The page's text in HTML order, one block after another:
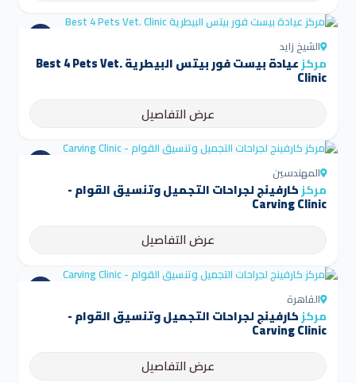
الشيخ زايد
مركز عيادة بيست فور بيتس البيطرية Best 4 Pets Vet.
Clinic
عرض التفاصيل
المهندسين
مركزكارفينج لجراحات التجميل وتنسيق القوام -
Carving Clinic
عرض التفاصيل
القاهرة
مركزكارفينج لجراحات التجميل وتنسيق القوام -
Carving Clinic
عرض التفاصيل